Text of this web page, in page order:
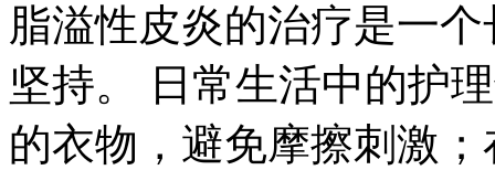
脂溢性皮炎的治疗是一
坚持。 日常生活中的护
的衣物，避免摩擦刺激